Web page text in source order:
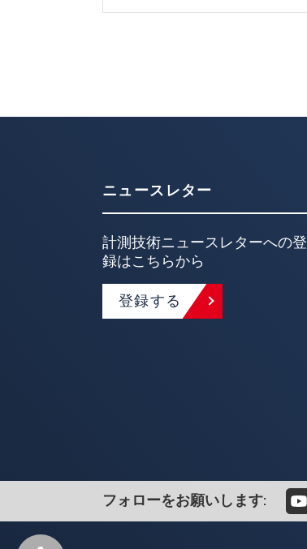
ニュースレター
計測技術ニュースレターへの登
録はこちらから
登録する
フォローをお願いします: